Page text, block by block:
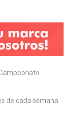
de cada semana.